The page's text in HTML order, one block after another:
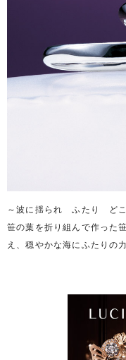
～波に揺られ ふたり どこ
笹の葉を折り組んで作った
え、穏やかな海にふたりの